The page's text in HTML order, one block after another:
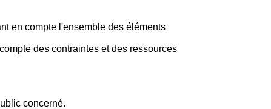
en compte l'ensemble des éléments
des contraintes et des ressources
concerné.